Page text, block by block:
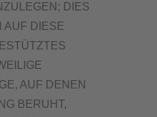
DIES
AUF DIESE
AUF DENEN
BERUHT,